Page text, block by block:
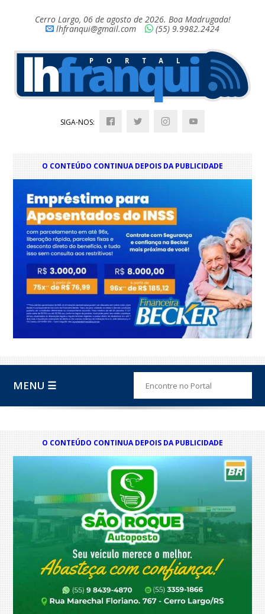
Cerro Largo, 06 de agosto de 2026. Boa Madrugada!
lhfranqui@gmail.com
(55) 9.9982.2424
SIGA-NOS:
O CONTEÚDO CONTINUA DEPOIS DA PUBLICIDADE
MENU ☰
O CONTEÚDO CONTINUA DEPOIS DA PUBLICIDADE